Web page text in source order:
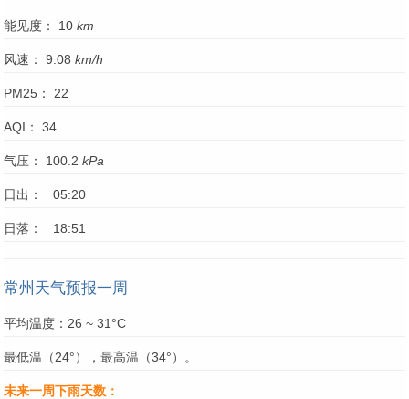
能见度： 10 km
风速： 9.08 km/h
PM25： 22
AQI： 34
气压： 100.2 kPa
日出： 05:20
日落： 18:51
常州天气预报一周
平均温度：26 ~ 31°C
最低温（24°），最高温（34°）。
未来一周下雨天数：